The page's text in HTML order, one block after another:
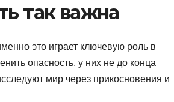
так важна
это играет ключевую роль в
опасность, у них не до конца
мир через прикосновения и